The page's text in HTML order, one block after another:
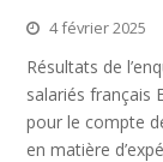
4 février 2025
Résultats de
salariés français
pour le compte
en matière